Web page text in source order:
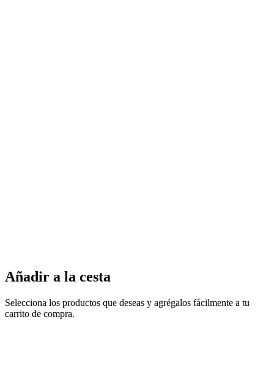
Añadir a la cesta
Selecciona los productos que deseas y agrégalos fácilmente a tu
carrito de compra.